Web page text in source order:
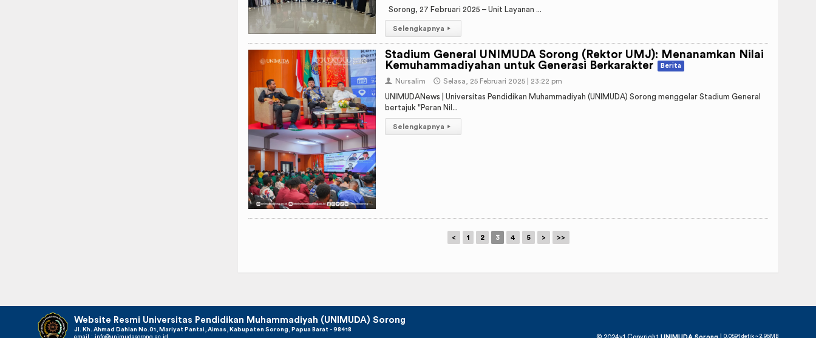
Sorong, 27 Februari 2025 – Unit Layanan ...
Selengkapnya ▸
Stadium General UNIMUDA Sorong (Rektor UMJ): Menanamkan Nilai
Kemuhammadiyahan untuk Generasi Berkarakter
Berita
👤 Nursalim 🕔 Selasa, 25 Februari 2025 | 23:22 pm
UNIMUDANews | Universitas Pendidikan Muhammadiyah (UNIMUDA) Sorong menggelar Stadium General
bertajuk "Peran Nil...
Selengkapnya ▸
< 1 2 3 4 5 > >>
Website Resmi Universitas Pendidikan Muhammadiyah (UNIMUDA) Sorong
Jl. Kh. Ahmad Dahlan No.01, Mariyat Pantai, Aimas, Kabupaten Sorong, Papua Barat - 98418
email : info@unimudasorong.ac.id 0.0591 detik ~ 2.96MB